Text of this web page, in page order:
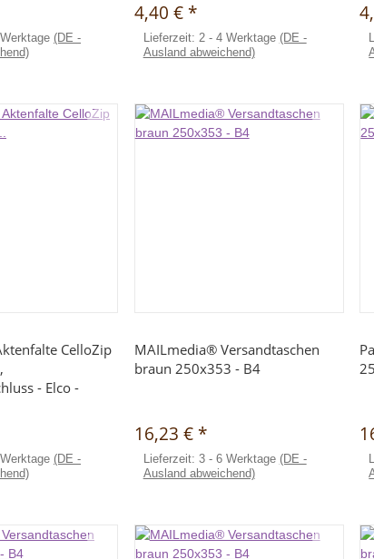
(DE -
4,40 € *
Lieferzeit: 2 - 4 Werktage (DE -
Ausland abweichend)
CelloZip
- Elco -
(DE -
MAILmedia® Versandtaschen
braun 250x353 - B4
16,23 € *
Lieferzeit: 3 - 6 Werktage (DE -
Ausland abweichend)